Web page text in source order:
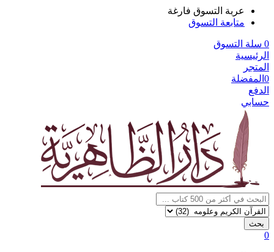
عربة التسوق فارغة
متابعة التسوق
0 سلة التسوق
الرئيسية
المتجر
0 المفضلة
الدفع
حسابي
بحث
0